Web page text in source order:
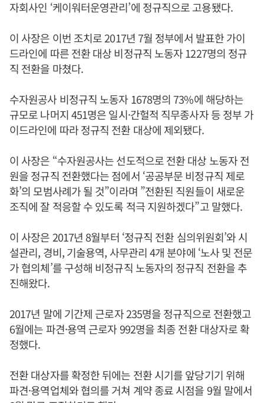
자회사인 ‘케이워터운영관리’에 정규직으로 고용됐다.
이 사장은 이번 조치로 2017년 7월 정부에서 발표한 가이
드라인에 따른 전환 대상 비정규직 노동자 1227명의 정규
직 전환을 마쳤다.
수자원공사 비정규직 노동자 1678명의 73%에 해당하는
규모로 나머지 451명은 일시·간헐적 직무종사자 등 정부 가
이드라인에 따라 정규직 전환 대상에 제외됐다.
이 사장은 “수자원공사는 선도적으로 전환 대상 노동자 전
원을 정규직 전환했다는 점에서 ‘공공부문 비정규직 제로
화’의 모범사례가 될 것”이라며 ”전환된 직원들이 새로운
조직에 잘 적응할 수 있도록 적극 지원하겠다”고 말했다.
이 사장은 2017년 8월부터 ‘정규직 전환 심의위원회’와 시
설관리, 경비, 기술용역, 사무관리 4개 분야에 ‘노사 및 전문
가 협의체’를 구성해 비정규직 노동자의 정규직 전환을 추
진해왔다.
2017년 말에 기간제 근로자 235명을 정규직으로 전환했고
6월에는 파견·용역 근로자 992명을 최종 전환 대상자로 확
정했다.
전환 대상자를 확정한 뒤에는 전환 시기를 앞당기기 위해
파견·용역업체와 협의를 거쳐 계약 종료 시점을 9월 말에서